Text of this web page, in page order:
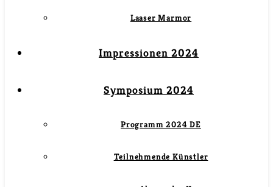
Laaser Marmor
Impressionen 2024
Symposium 2024
Programm 2024 DE
Teilnehmende Künstler